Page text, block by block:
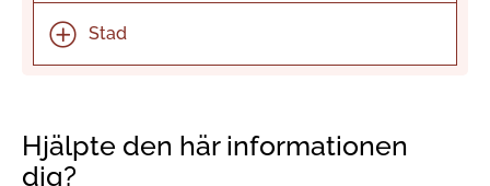
Stad
Hjälpte den här informationen
dig?